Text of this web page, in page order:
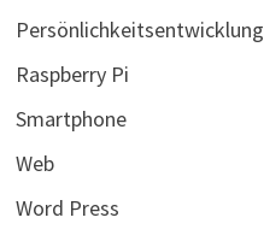
Persönlichkeitsentwicklung
Raspberry Pi
Smartphone
Web
Word Press